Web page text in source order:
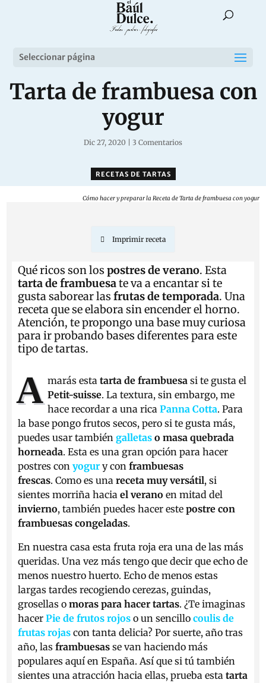
Seleccionar página
Tarta de frambuesa con
yogur
Dic 27, 2020 3 Comentarios
RECETAS DE TARTAS
Cómo hacer y preparar la Receta de Tarta de frambuesa con yogur
Imprimir receta
Qué ricos son lospostres de verano. Esta
tarta de frambuesate va a encantar si te
gusta saborear lasfrutas de temporada. Una
receta que se elabora sin encender el horno.
Atención, te propongo una base muy curiosa
para ir probando bases diferentes para este
tipo de tartas.
A marás esta tarta de frambuesa si te gusta el
Petit-suisse. La textura, sin embargo, me
hace recordar a una rica Panna Cotta. Para
la base pongo frutos secos, pero si te gusta más,
puedes usar también galletas o masa quebrada
horneada. Esta es una gran opción para hacer
postres conyogur y conframbuesas
frescas. Como es una receta muy versátil, si
sientes morriña hacia el verano en mitad del
invierno, también puedes hacer estepostre con
frambuesas congeladas.
En nuestra casa esta fruta roja era una de las más
queridas. Una vez más tengo que decir que echo de
menos nuestro huerto. Echo de menos estas
largas tardes recogiendo cerezas, guindas,
grosellas omoras para hacer tartas.¿Te imaginas
hacerPie de frutos rojos o un sencillocoulis de
frutas rojas con tanta delicia?Por suerte, año tras
año, lasframbuesas se van haciendo más
populares aquí en España. Así que si tú también
sientes una atracción hacia ellas, prueba estatarta